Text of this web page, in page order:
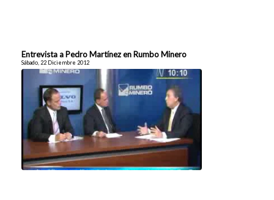
Entrevista a Pedro Martínez en Rumbo Minero
Sábado, 22 Diciembre 2012